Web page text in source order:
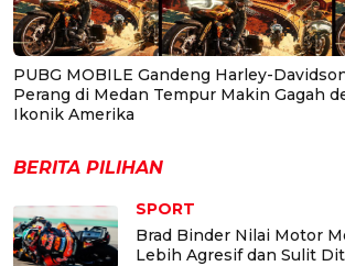
PUBG MOBILE Gandeng Harley-
Perang di Medan Tempur Makin Gagah
Ikonik Amerika
BERITA PILIHAN
SPORT
Brad Binder Nilai Motor
Lebih Agresif dan Sulit